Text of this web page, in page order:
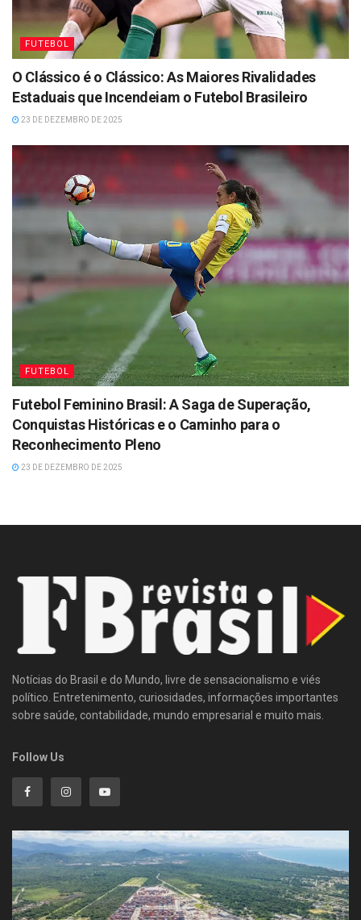
FUTEBOL
O Clássico é o Clássico: As Maiores Rivalidades
Estaduais que Incendeiam o Futebol Brasileiro
23 DE DEZEMBRO DE 2025
FUTEBOL
Futebol Feminino Brasil: A Saga de Superação,
Conquistas Históricas e o Caminho para o
Reconhecimento Pleno
23 DE DEZEMBRO DE 2025
Notícias do Brasil e do Mundo, livre de sensacionalismo e viés
político. Entretenimento, curiosidades, informações importantes
sobre saúde, contabilidade, mundo empresarial e muito mais.
Follow Us